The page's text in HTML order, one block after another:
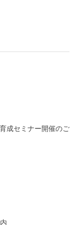
成セミナー開催のご